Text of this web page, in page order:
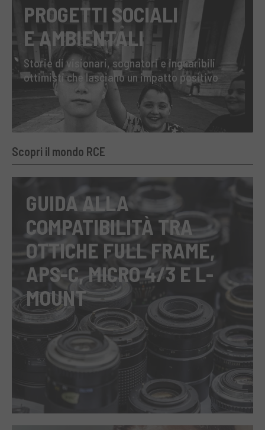
PROGETTI SOCIALI
E AMBIENTALI
Storie di visionari, sognatori e inguaribili
ottimisti che lasciano un impatto positivo
Scopri il mondo RCE
GUIDA ALLA
COMPATIBILITÀ TRA
OTTICHE FULL FRAME,
APS-C, MICRO 4/3 E L-
MOUNT